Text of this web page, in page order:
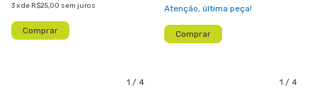
3xde R$25,00 sem juros Atenção, última peça!
1 / 4 1 / 4